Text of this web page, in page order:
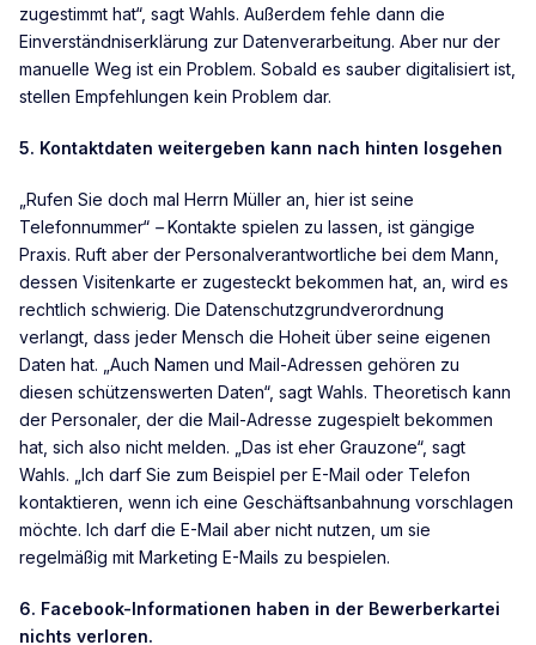
zugestimmt hat“, sagt Wahls. Außerdem fehle dann die
Einverständniserklärung zur Datenverarbeitung. Aber nur der
manuelle Weg ist ein Problem. Sobald es sauber digitalisiert ist,
stellen Empfehlungen kein Problem dar.
5. Kontaktdaten weitergeben kann nach hinten losgehen
„Rufen Sie doch mal Herrn Müller an, hier ist seine
Telefonnummer“ –Kontakte spielen zu lassen, ist gängige
Praxis. Ruft aber der Personalverantwortliche bei dem Mann,
dessen Visitenkarte er zugesteckt bekommen hat, an, wird es
rechtlich schwierig. Die Datenschutzgrundverordnung
verlangt, dass jeder Mensch die Hoheit über seine eigenen
Daten hat. „Auch Namen und Mail-Adressen gehören zu
diesen schützenswerten Daten“, sagt Wahls. Theoretisch kann
der Personaler, der die Mail-Adresse zugespielt bekommen
hat, sich also nicht melden. „Das ist eher Grauzone“, sagt
Wahls. „Ich darf Sie zum Beispiel per E-Mail oder Telefon
kontaktieren, wenn ich eine Geschäftsanbahnung vorschlagen
möchte. Ich darf die E-Mail aber nicht nutzen, um sie
regelmäßig mit Marketing E-Mails zu bespielen.
6. Facebook-Informationen haben in der Bewerberkartei
nichts verloren.